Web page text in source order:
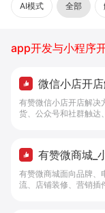
AI模式 全部
微信小店开
经营 - 做生
有赞微信小店开店解决
货、公众号和社群触达
有赞微商城_
购工具 - 做
有赞微商城面向品牌、
流、店铺装修、营销插